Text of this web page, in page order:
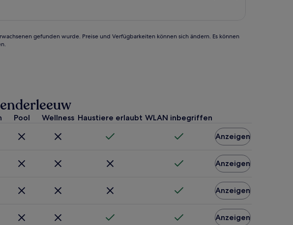
gefunden wurde. Preise und Verfügbarkeiten können sich ändern. Es können
Pool Wellness Haustiere erlaubt WLAN inbegriffen
Anzeigen
Anzeigen
Anzeigen
Anzeigen